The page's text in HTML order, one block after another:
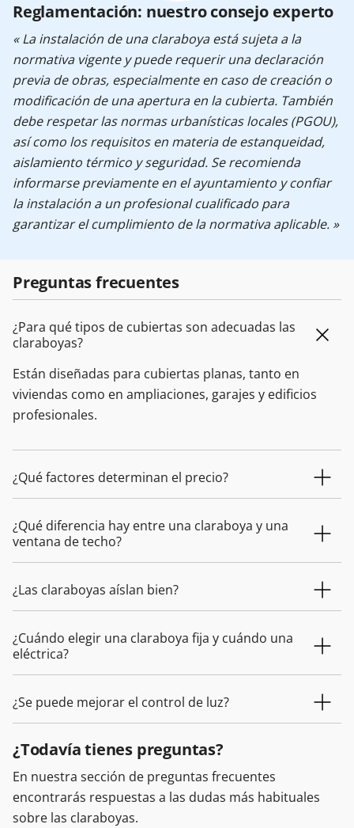
Reglamentación: nuestro consejo experto
« La instalación de una claraboya está sujeta a la
normativa vigente y puede requerir una declaración
previa de obras, especialmente en caso de creación o
modificación de una apertura en la cubierta. También
debe respetar las normas urbanísticas locales (PGOU),
así como los requisitos en materia de estanqueidad,
aislamiento térmico y seguridad. Se recomienda
informarse previamente en el ayuntamiento y confiar
la instalación a un profesional cualificado para
garantizar el cumplimiento de la normativa aplicable. »
Preguntas frecuentes
¿Para qué tipos de cubiertas son adecuadas las
claraboyas?
Están diseñadas para cubiertas planas, tanto en
viviendas como en ampliaciones, garajes y edificios
profesionales.
¿Qué factores determinan el precio?
¿Qué diferencia hay entre una claraboya y una
ventana de techo?
¿Las claraboyas aíslan bien?
¿Cuándo elegir una claraboya fija y cuándo una
eléctrica?
¿Se puede mejorar el control de luz?
¿Todavía tienes preguntas?
En nuestra sección de preguntas frecuentes
encontrarás respuestas a las dudas más habituales
sobre las claraboyas.